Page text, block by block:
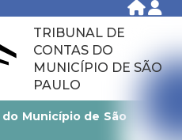
TRIBUNAL DE
CONTAS DO
MUNICÍPIO DE SÃO
PAULO
Município de São